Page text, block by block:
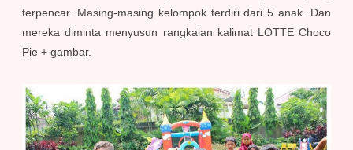
terpencar. Masing-masing kelompok terdiri dari 5 anak. Dan
mereka diminta menyusun rangkaian kalimat LOTTE Choco
Pie + gambar.